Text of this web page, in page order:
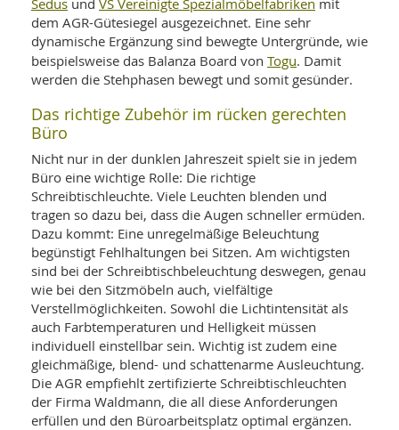
und
mit
dem AGR-Gütesiegel ausgezeichnet. Eine sehr
dynamische Ergänzung sind bewegte Untergründe, wie
beispielsweise das Balanza Board von Togu. Damit
werden die Stehphasen bewegt und somit gesünder.
Das richtige Zubehör im rücken gerechten
Büro
Nicht nur in der dunklen Jahreszeit spielt sie in jedem
Büro eine wichtige Rolle: Die richtige
Schreibtischleuchte. Viele Leuchten blenden und
tragen so dazu bei, dass die Augen schneller ermüden.
Dazu kommt: Eine unregelmäßige Beleuchtung
begünstigt Fehlhaltungen bei Sitzen. Am wichtigsten
sind bei der Schreibtischbeleuchtung deswegen, genau
wie bei den Sitzmöbeln auch, vielfältige
Verstellmöglichkeiten. Sowohl die Lichtintensität als
auch Farbtemperaturen und Helligkeit müssen
individuell einstellbar sein. Wichtig ist zudem eine
gleichmäßige, blend- und schattenarme Ausleuchtung.
Die AGR empfiehlt zertifizierte Schreibtischleuchten
der Firma Waldmann, die all diese Anforderungen
erfüllen und den Büroarbeitsplatz optimal ergänzen.